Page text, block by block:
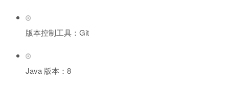
版本控制工具：Git
Java 版本：8